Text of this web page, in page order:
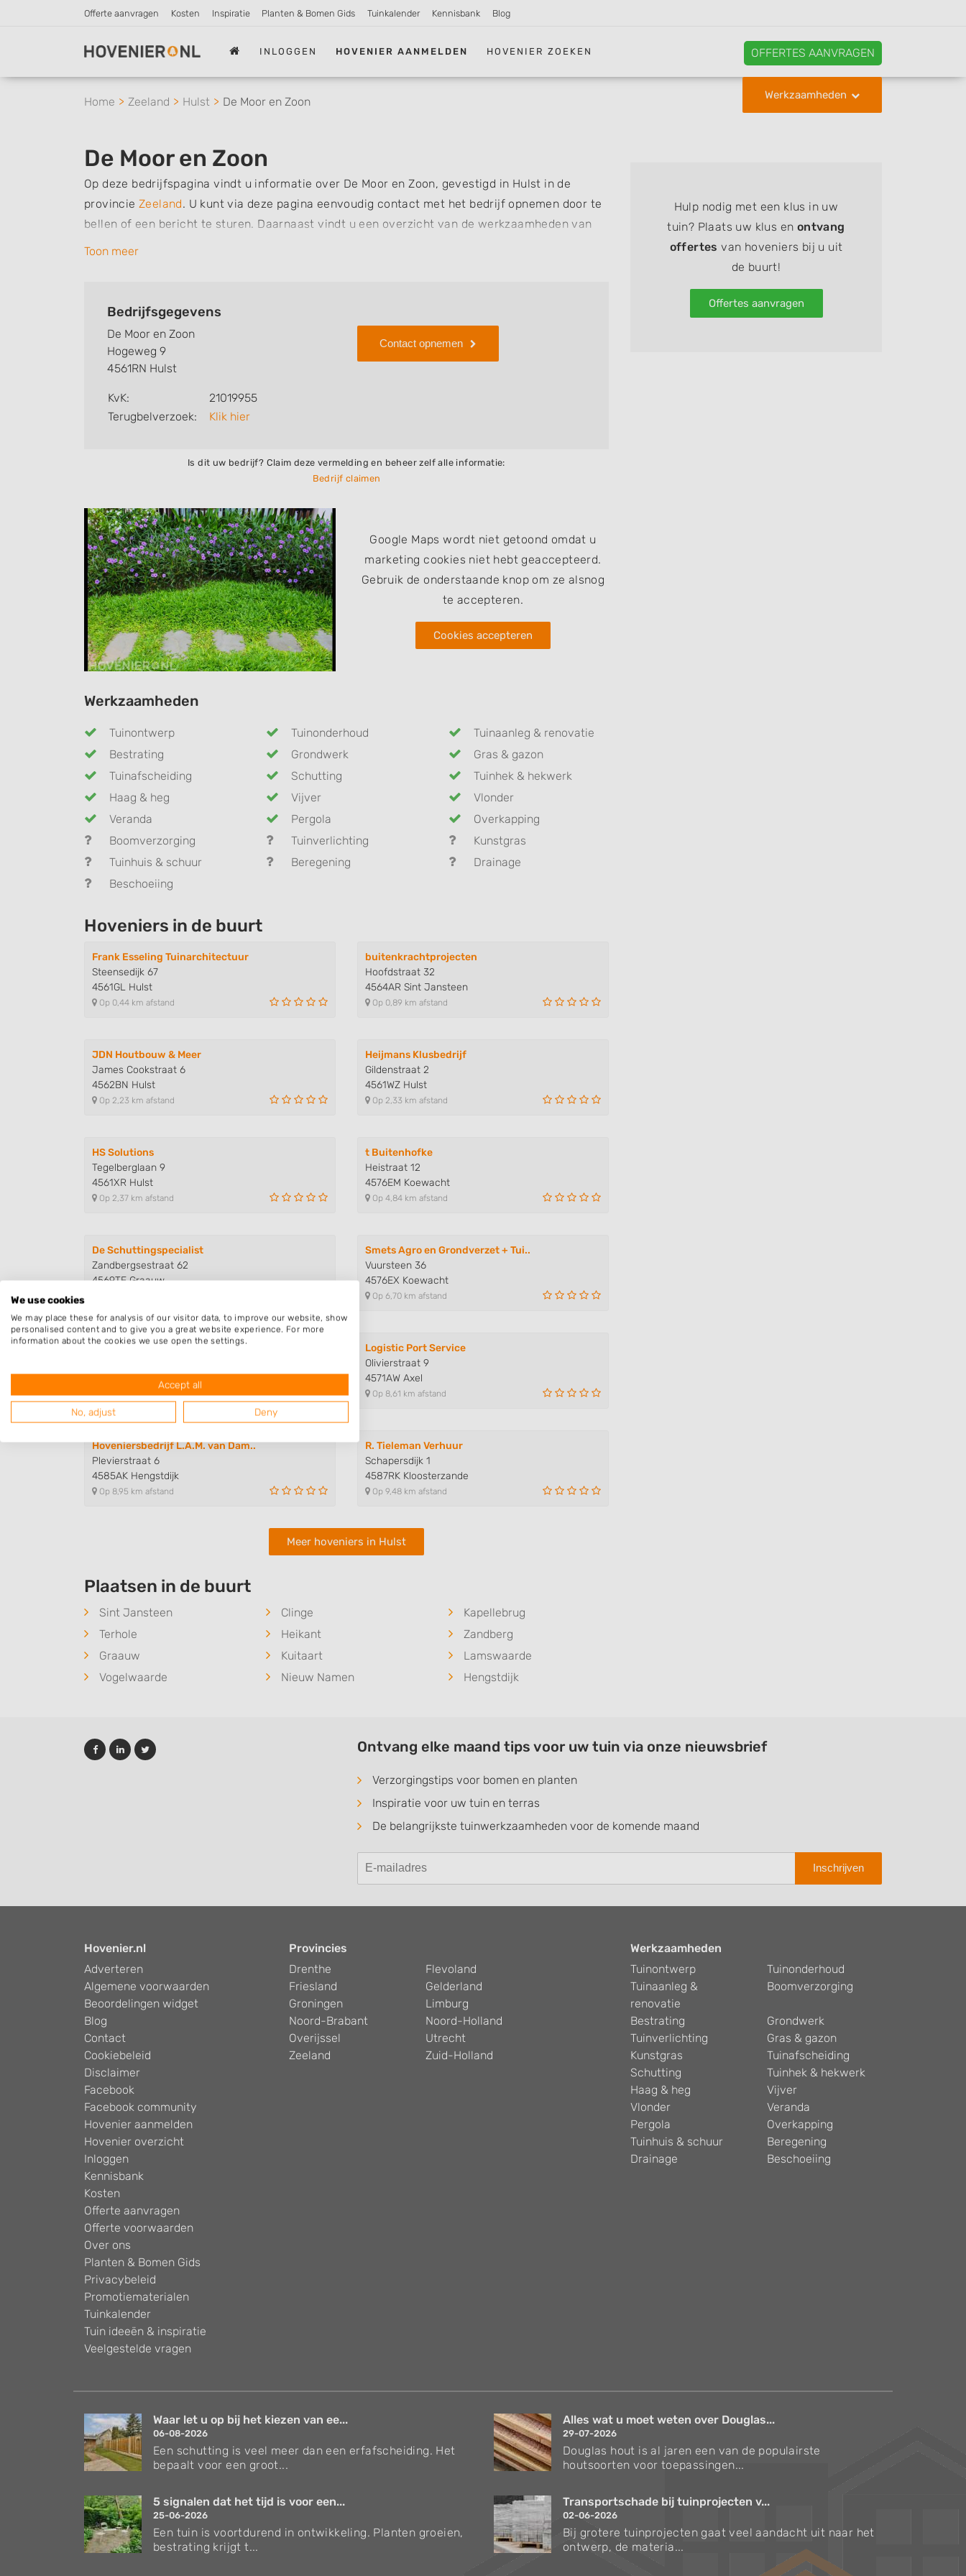
Offerte aanvragen Kosten Inspiratie Planten & Bomen Gids Tuinkalender Kennisbank Blog
INLOGGEN HOVENIER AANMELDEN HOVENIER ZOEKEN OFFERTES AANVRAGEN
Werkzaamheden
Home Zeeland Hulst De Moor en Zoon
De Moor en Zoon
Op deze bedrijfspagina vindt u informatie over De Moor en Zoon, gevestigd in Hulst in de
provincie Zeeland. U kunt via deze pagina eenvoudig contact met het bedrijf opnemen door te
bellen of een bericht te sturen. Daarnaast vindt u een overzicht van de werkzaamheden van
dit bedrijf, zo kunt u snel zien welke zaken De Moor en Zoon voor u kan verzorgen. Tenslotte
Toon meer
Bedrijfsgegevens
De Moor en Zoon
Hogeweg 9
4561RN Hulst
KvK:
21019955
Terugbelverzoek:
Klik hier
Contact opnemen
Is dit uw bedrijf? Claim deze vermelding en beheer zelf alle informatie:
Bedrijf claimen
Google Maps wordt niet getoond omdat u
marketing cookies niet hebt geaccepteerd.
Gebruik de onderstaande knop om ze alsnog
te accepteren.
Cookies accepteren
Werkzaamheden
Tuinontwerp Tuinonderhoud
Tuinaanleg & renovatie
Bestrating
Grondwerk
Gras & gazon
Tuinafscheiding
Schutting
Tuinhek & hekwerk
Haag & heg
Vijver
Vlonder
Veranda
Pergola
Overkapping
Boomverzorging
Tuinverlichting
Kunstgras
Tuinhuis & schuur
Beregening
Drainage
Beschoeiing
Hoveniers in de buurt
Frank Esseling Tuinarchitectuur
Steensedijk 67
4561GL Hulst
Op 0,44 km afstand
buitenkrachtprojecten
Hoofdstraat 32
4564AR Sint Jansteen
Op 0,89 km afstand
JDN Houtbouw & Meer
James Cookstraat 6
4562BN Hulst
Op 2,23 km afstand
Heijmans Klusbedrijf
Gildenstraat 2
4561WZ Hulst
Op 2,33 km afstand
HS Solutions
Tegelberglaan 9
4561XR Hulst
Op 2,37 km afstand
t Buitenhofke
Heistraat 12
4576EM Koewacht
Op 4,84 km afstand
De Schuttingspecialist
Zandbergsestraat 62
4569TE Graauw
Smets Agro en Grondverzet + Tui..
Vuursteen 36
4576EX Koewacht
Op 6,70 km afstand
De Zeeuwse Hovenier
4581BV Vogelwaarde
Op 7,94 km afstand
Logistic Port Service
Olivierstraat 9
4571AW Axel
Op 8,61 km afstand
Hoveniersbedrijf L.A.M. van Dam..
Plevierstraat 6
4585AK Hengstdijk
Op 8,95 km afstand
R. Tieleman Verhuur
Schapersdijk 1
4587RK Kloosterzande
Op 9,48 km afstand
Meer hoveniers in Hulst
Plaatsen in de buurt
Sint Jansteen Clinge
Kapellebrug
Terhole
Heikant
Zandberg
Graauw
Kuitaart
Lamswaarde
Vogelwaarde
Nieuw Namen Hengstdijk
Hulp nodig met een klus in uw
tuin? Plaats uw klus en ontvang
offertes van hoveniers bij u uit
de buurt!
Offertes aanvragen
Ontvang elke maand tips voor uw tuin via onze nieuwsbrief
Verzorgingstips voor bomen en planten
Inspiratie voor uw tuin en terras
De belangrijkste tuinwerkzaamheden voor de komende maand
Inschrijven
Hovenier.nl
Adverteren
Algemene voorwaarden
Beoordelingen widget
Blog
Contact
Cookiebeleid
Disclaimer
Facebook
Facebook community
Hovenier aanmelden
Hovenier overzicht
Inloggen
Kennisbank
Kosten
Offerte aanvragen
Offerte voorwaarden
Over ons
Planten & Bomen Gids
Privacybeleid
Promotiematerialen
Tuinkalender
Tuin ideeën & inspiratie
Veelgestelde vragen
Provincies
Drenthe
Flevoland
Friesland
Gelderland
Groningen
Limburg
Noord-Brabant
Noord-Holland
Overijssel
Utrecht
Zeeland
Zuid-Holland
Werkzaamheden
Tuinontwerp
Tuinonderhoud
Tuinaanleg &
renovatie
Boomverzorging
Bestrating
Grondwerk
Tuinverlichting
Gras & gazon
Kunstgras
Tuinafscheiding
Schutting
Tuinhek & hekwerk
Haag & heg
Vijver
Vlonder
Veranda
Pergola
Overkapping
Tuinhuis & schuur
Beregening
Drainage
Beschoeiing
Waar let u op bij het kiezen van ee...
06-08-2026
Een schutting is veel meer dan een erfafscheiding. Het
bepaalt voor een groot...
Alles wat u moet weten over Douglas...
29-07-2026
Douglas hout is al jaren een van de populairste
houtsoorten voor toepassingen...
5 signalen dat het tijd is voor een...
25-06-2026
Een tuin is voortdurend in ontwikkeling. Planten groeien,
bestrating krijgt t...
Transportschade bij tuinprojecten v...
02-06-2026
Bij grotere tuinprojecten gaat veel aandacht uit naar het
ontwerp, de materia...
We use cookies
We may place these for analysis of our visitor data, to improve our website, show
personalised content and to give you a great website experience. For more
information about the cookies we use open the settings.
Accept all
No, adjust Deny